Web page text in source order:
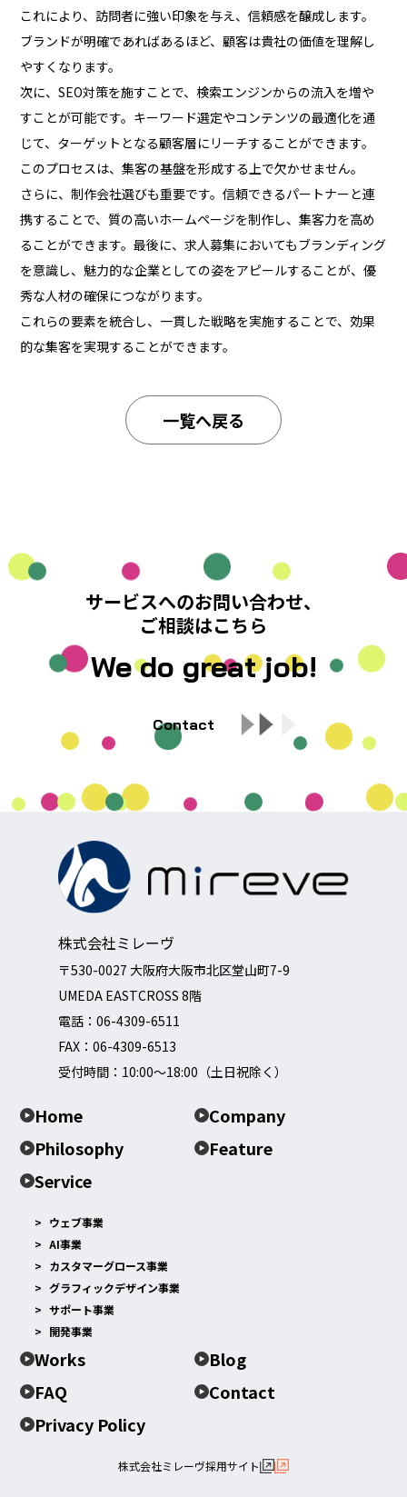
これにより、訪問者に強い印象を与え、信頼感を醸成します。
ブランドが明確であればあるほど、顧客は貴社の価値を理解し
やすくなります。
次に、SEO対策を施すことで、検索エンジンからの流入を増や
すことが可能です。キーワード選定やコンテンツの最適化を通
じて、ターゲットとなる顧客層にリーチすることができます。
このプロセスは、集客の基盤を形成する上で欠かせません。
さらに、制作会社選びも重要です。信頼できるパートナーと連
携することで、質の高いホームページを制作し、集客力を高め
ることができます。最後に、求人募集においてもブランディング
を意識し、魅力的な企業としての姿をアピールすることが、優
秀な人材の確保につながります。
これらの要素を統合し、一貫した戦略を実施することで、効果
的な集客を実現することができます。
一覧へ戻る
サービスへのお問い合わせ、
ご相談はこちら
We do great job!
Contact
株式会社ミレーヴ
〒530-0027 大阪府大阪市北区堂山町7-9
UMEDA EASTCROSS 8階
電話： 06-4309-6511
FAX：06-4309-6513
受付時間：10:00～18:00（土日祝除く）
Home
Company
Philosophy
Feature
Service
ウェブ事業
AI事業
カスタマーグロース事業
グラフィックデザイン事業
サポート事業
開発事業
Works
Blog
FAQ
Contact
Privacy Policy
株式会社ミレーヴ採用サイト